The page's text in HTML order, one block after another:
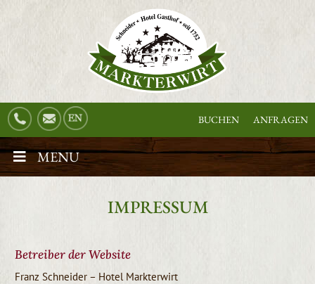
BUCHEN ANFRAGEN
MENU
IMPRESSUM
Betreiber der Website
Franz Schneider – Hotel Markterwirt